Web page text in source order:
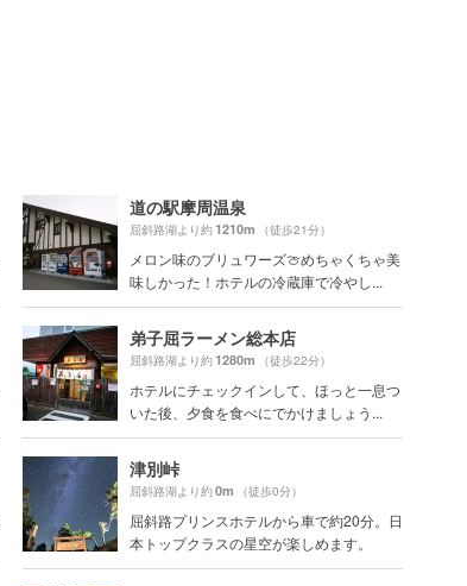
道の駅摩周温泉
屈斜路湖より約1210m （徒歩21分）
メロン味のブリュワーズ🍈めちゃくちゃ美
味しかった！ホテルの冷蔵庫で冷やし...
弟子屈ラーメン総本店
屈斜路湖より約1280m （徒歩22分）
ホテルにチェックインして、ほっと一息つ
いた後、夕食を食べにでかけましょう...
津別峠
屈斜路湖より約0m （徒歩0分）
屈斜路プリンスホテルから車で約20分。日
本トップクラスの星空が楽しめます。